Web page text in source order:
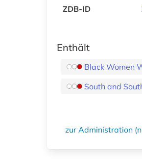
ZDB-ID
Enthält
Black Women
South and
zur Administration